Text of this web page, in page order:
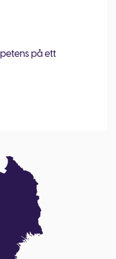
på ett